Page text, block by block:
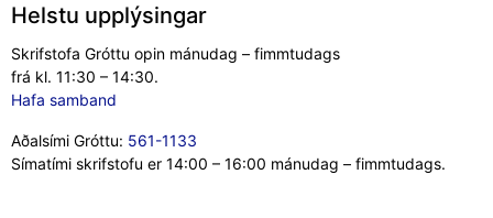
Helstu upplýsingar
Skrifstofa Gróttu opin mánudag – fimmtudags
frá kl. 11:30 – 14:30.
Hafa samband
Aðalsími Gróttu: 561-1133
Símatími skrifstofu er 14:00 – 16:00 mánudag – fimmtudags.